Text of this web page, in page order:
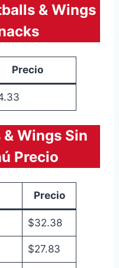
& Wings
Precio
Wings Sin
Precio
Precio
$32.38
$27.83